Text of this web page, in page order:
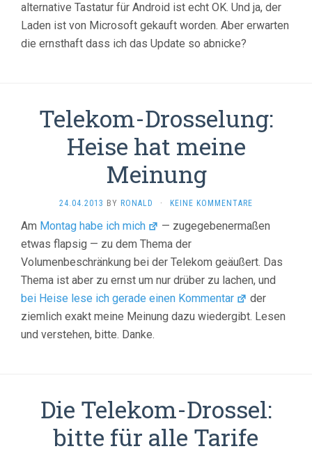
alternative Tastatur für Android ist echt OK. Und ja, der
Laden ist von Microsoft gekauft worden. Aber erwarten
die ernsthaft dass ich das Update so abnicke?
Telekom-Drosselung:
Heise hat meine
Meinung
24.04.2013 BY RONALD · KEINE KOMMENTARE
Am Montag habe ich mich
— zugegebenermaßen
etwas flapsig — zu dem Thema der
Volumenbeschränkung bei der Telekom geäußert. Das
Thema ist aber zu ernst um nur drüber zu lachen, und
bei Heise lese ich gerade einen Kommentar
der
ziemlich exakt meine Meinung dazu wiedergibt. Lesen
und verstehen, bitte. Danke.
Die Telekom-Drossel:
bitte für alle Tarife